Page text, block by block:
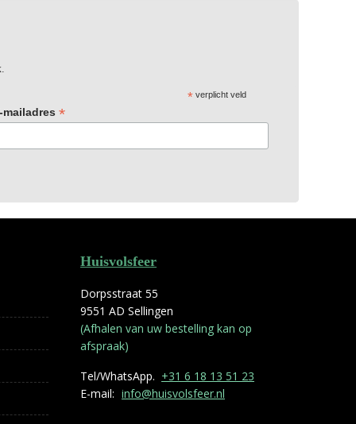
*verplicht veld
mailadres *
Huisvolsfeer
Dorpsstraat 55
9551 AD Sellingen
(Afhalen van uw bestelling kan op
afspraak)
Tel/WhatsApp. +31 6 18 13 51 23
E-mail: info@huisvolsfeer.nl